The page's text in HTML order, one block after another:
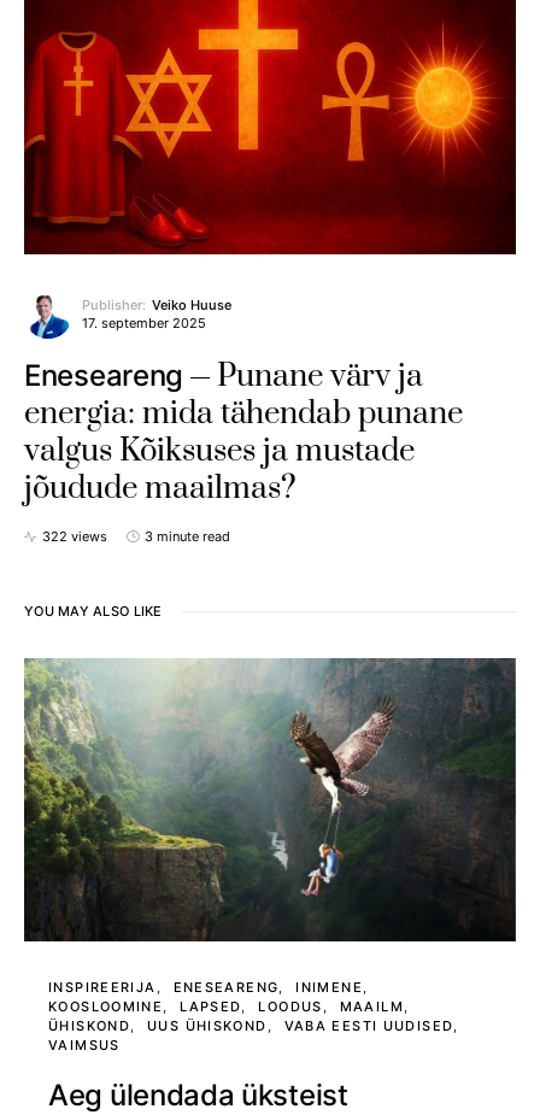
Publisher: Veiko Huuse
17. september 2025
Eneseareng
Punane värv ja
energia: mida tähendab punane
valgus Kõiksuses ja mustade
jõudude maailmas?
322 views 3 minute read
YOU MAY ALSO LIKE
INSPIREERIJA ENESEARENG
INIMENE
KOOSLOOMINE
LAPSED LOODUS
MAAILM
ÜHISKOND
UUS ÜHISKOND
VABA EESTI UUDISED
VAIMSUS
Aeg ülendada üksteist